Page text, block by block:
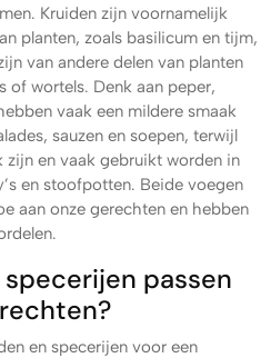
Kruiden zijn voornamelijk
planten, zoals basilicum en tijm,
van andere delen van planten
of wortels. Denk aan peper,
vaak een mildere smaak
sauzen en soepen, terwijl
zijn en vaak gebruikt worden in
en stoofpotten. Beide voegen
aan onze gerechten en hebben
passen
en specerijen voor een